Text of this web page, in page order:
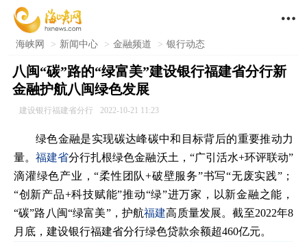

海峡网 > 新闻中心 > 金融频道 > 银行动态
八闽“碳”路的“绿富美”建设银行福建省分行新
金融护航八闽绿色发展
建设银行福建省分行 2022-10-21 11:23
绿色金融是实现碳达峰碳中和目标背后的重要推动力
量。福建省分行扎根绿色金融沃土，“广引活水+环评联动”
滴灌绿色产业，“柔性团队+破壁服务”书写“无废实践”；
“创新产品+科技赋能”推动“绿”进万家，以新金融之能，
“碳”路八闽“绿富美”，护航福建高质量发展。截至2022年8
月底，建设银行福建省分行绿色贷款余额超460亿元。